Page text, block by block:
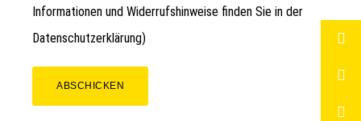
Informationen und Widerrufshinweise finden Sie in der
Datenschutzerklärung)
ABSCHICKEN